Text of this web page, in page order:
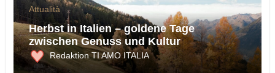
Attualità
Herbst in Italien – goldene Tage
zwischen Genuss und Kultur
Redaktion TI AMO ITALIA